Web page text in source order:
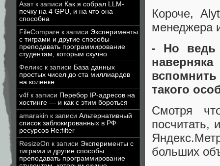
Азатк записи Как я собрал LLM-
печку на 4 GPU, и на что она
способна
FileCompare к записи Эксперименты
с тиграми и другие способы
преподавать программирование
студентам, которым скучно
Феликс к записи База данных
простых чисел до ста миллиардов
на коленке
v4f к записи Перебор IP-адресов на
хостинге — и как с этим бороться
amarakin к записи Альтернативный
список заблокированных в РФ
ресурсов Re:filter
ResizeOn к записи Эксперименты с
тиграми и другие способы
преподавать программирование
Короче,
менеджера
- Но ведь
такого
Смотря
посчитать,
больших